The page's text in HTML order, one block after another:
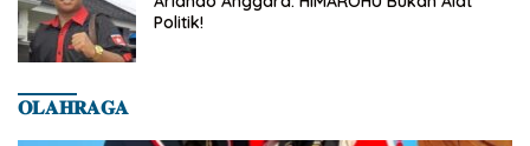
Politik!
𝐎𝐋𝐀𝐇𝐑𝐀𝐆𝐀